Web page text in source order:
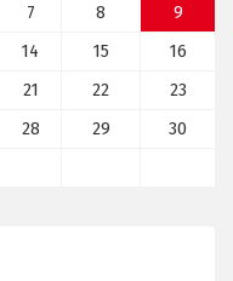
7 8
9
14 15
16
21 22
23
28 29
30